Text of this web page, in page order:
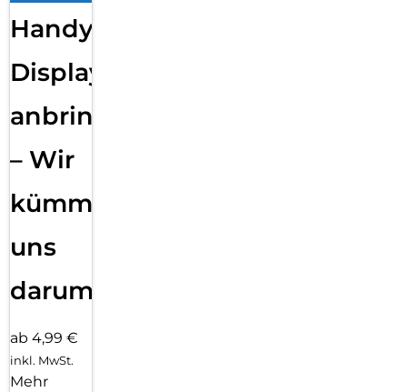
Handy
Displayfolie
anbringen
– Wir
kümmern
uns
darum!
ab 4,99 €
inkl. MwSt.
Mehr